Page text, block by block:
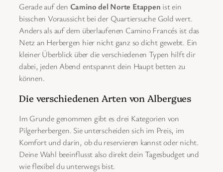
Gerade auf den Camino del Norte Etappen ist ein
bisschen Voraussicht bei der Quartiersuche Gold wert.
Anders als auf dem überlaufenen Camino Francés ist das
Netz an Herbergen hier nicht ganz so dicht gewebt. Ein
kleiner Überblick über die verschiedenen Typen hilft dir
dabei, jeden Abend entspannt dein Haupt betten zu
können.
Die verschiedenen Arten von Albergues
Im Grunde genommen gibt es drei Kategorien von
Pilgerherbergen. Sie unterscheiden sich im Preis, im
Komfort und darin, ob du reservieren kannst oder nicht.
Deine Wahl beeinflusst also direkt dein Tagesbudget und
wie flexibel du unterwegs bist.